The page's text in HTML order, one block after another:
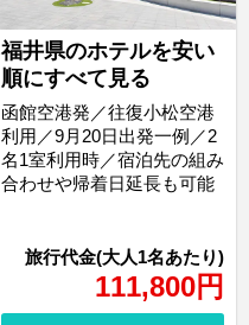
福井県のホテルを安い
順にすべて見る
111,800円
函館空港発／往復小松空港
利用／9月20日出発一例／2
名1室利用時／宿泊先の組み
合わせや帰着日延長も可能